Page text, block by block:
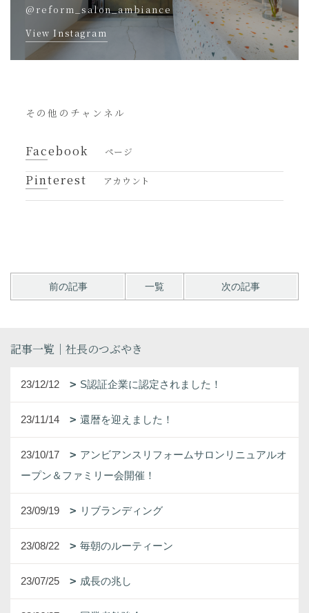
@reform_salon_ambiance
View Instagram
その他のチャンネル
Facebook ページ
Pinterest アカウント
前の記事 一覧 次の記事
記事一覧｜社長のつぶやき
23/12/12 S認証企業に認定されました！
23/11/14 還暦を迎えました！
23/10/17
アンビアンスリフォームサロンリニュアルオ
ープン＆ファミリー会開催！
23/09/19 リブランディング
23/08/22 毎朝のルーティーン
23/07/25 成長の兆し